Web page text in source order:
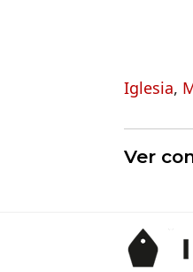
Iglesia,
Ver